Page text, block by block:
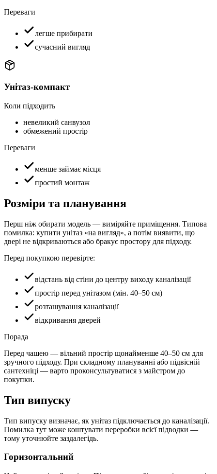
Переваги
легше прибирати
сучасний вигляд
Унітаз-компакт
Коли підходить
невеликий санвузол
обмежений простір
Переваги
менше займає місця
простий монтаж
Розміри та планування
Перш ніж обирати модель — виміряйте приміщення. Типова
помилка: купити унітаз «на вигляд», а потім виявити, що
двері не відкриваються або бракує простору для підходу.
Перед покупкою перевірте:
відстань від стіни до центру виходу каналізації
простір перед унітазом (мін. 40–50 см)
розташування каналізації
відкривання дверей
Порада
Перед чашею — вільний простір щонайменше 40–50 см для
зручного підходу. При складному плануванні або підвісній
сантехніці — варто проконсультуватися з майстром до
покупки.
Тип випуску
Тип випуску визначає, як унітаз підключається до каналізації.
Помилка тут може коштувати переробки всієї підводки —
тому уточнюйте заздалегідь.
Горизонтальний